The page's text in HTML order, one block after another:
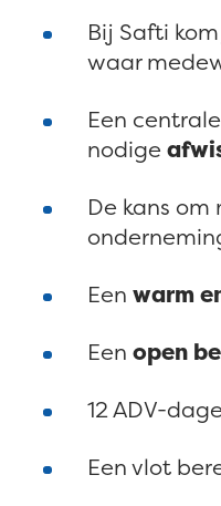
Bij Safti
waar
Een
nodige
De kans
Een warm
Een open
12 ADV-
Een vlot